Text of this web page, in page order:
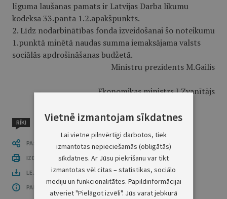
līguma laušanas pamats ir Latvijas Darba likumu
kodeksa 33.panta 1.2.apakšpunkts.
2. Līdz nodarbinātības fonda izveidošanai šo noteikumu
1.punktā minētā naudas summa iemaksājama valsts
sociālās apdrošināšanas budžetā.
Ministru prezidents M.Gailis
Ekonomikas ministrs J.Zvanītājs
RĪKI
PASTĀSTI CITIEM
IZDRUKĀT PUBLIKĀCIJU
LEJUPLĀDĒT LAIDIENU (PDF)
PAR OFICIĀLO IZDEVUMU
Vietnē izmantojam sīkdatnes
Lai vietne pilnvērtīgi darbotos, tiek
izmantotas nepieciešamās (obligātās)
sīkdatnes. Ar Jūsu piekrišanu var tikt
izmantotas vēl citas – statistikas, sociālo
mediju un funkcionalitātes. Papildinformācijai
atveriet "Pielāgot izvēli". Jūs varat jebkurā